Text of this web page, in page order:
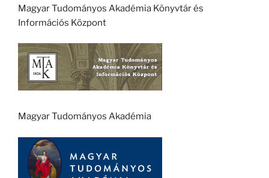
Magyar Tudományos Akadémia Könyvtár és
Információs Központ
Magyar Tudományos Akadémia